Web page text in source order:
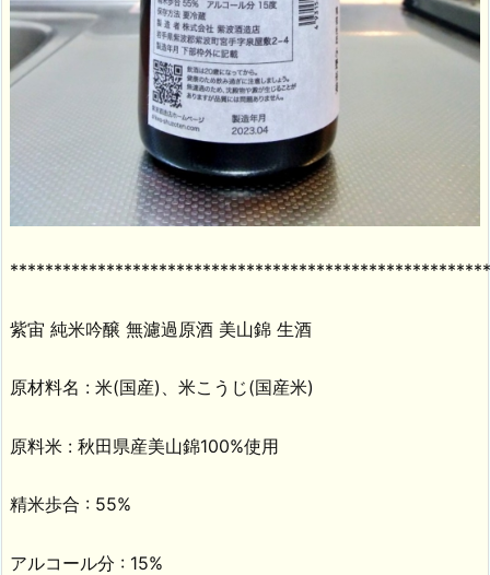
紫宙 純米吟醸 無濾過原酒 美山錦 生酒
原材料名 : 米(国産)、米こうじ(国産米)
原料米 : 秋田県産美山錦100%使用
精米歩合 : 55%
アルコール分 : 15%